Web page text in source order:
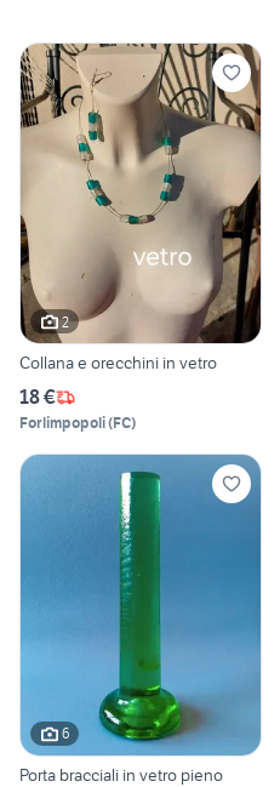
2
Collana e orecchini in vetro
18 €
Forlimpopoli(FC)
6
Porta bracciali in vetro pieno